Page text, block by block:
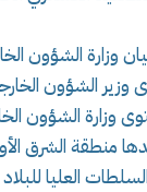
وزارة الشؤون
وزير الشؤون
وزارة الشؤون
منطقة الشرق
العليا